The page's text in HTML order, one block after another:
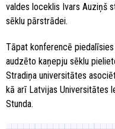
valdes loceklis Ivars Auziņš
sēklu pārstrādei.
Tāpat konferencē
audzēto kaņepju sēklu
Stradiņa universitātes
kā arī Latvijas Universitātes
Stunda.